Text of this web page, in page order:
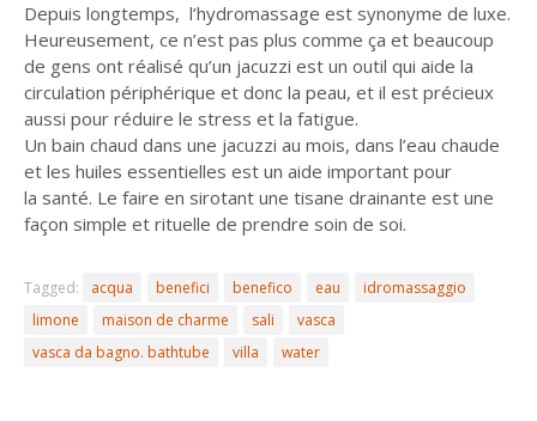
Depuis longtemps, l’hydromassage est synonyme de luxe.
Heureusement, ce n’est pas plus comme ça et beaucoup
de gens ont réalisé qu’un jacuzzi est un outil qui aide la
circulation périphérique et donc la peau, et il est précieux
aussi pour réduire le stress et la fatigue.
Un bain chaud dans une jacuzzi au mois, dans l’eau chaude
et les huiles essentielles est un aide important pour
la santé. Le faire en sirotant une tisane drainante est une
façon simple et rituelle de prendre soin de soi.
Tagged: acqua benefici benefico eau
idromassaggio
limone
maison de charme sali
vasca
vasca da bagno. bathtube
villa water